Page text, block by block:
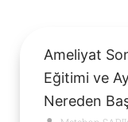
Ameliyat
Eğitimi ve
Nereden